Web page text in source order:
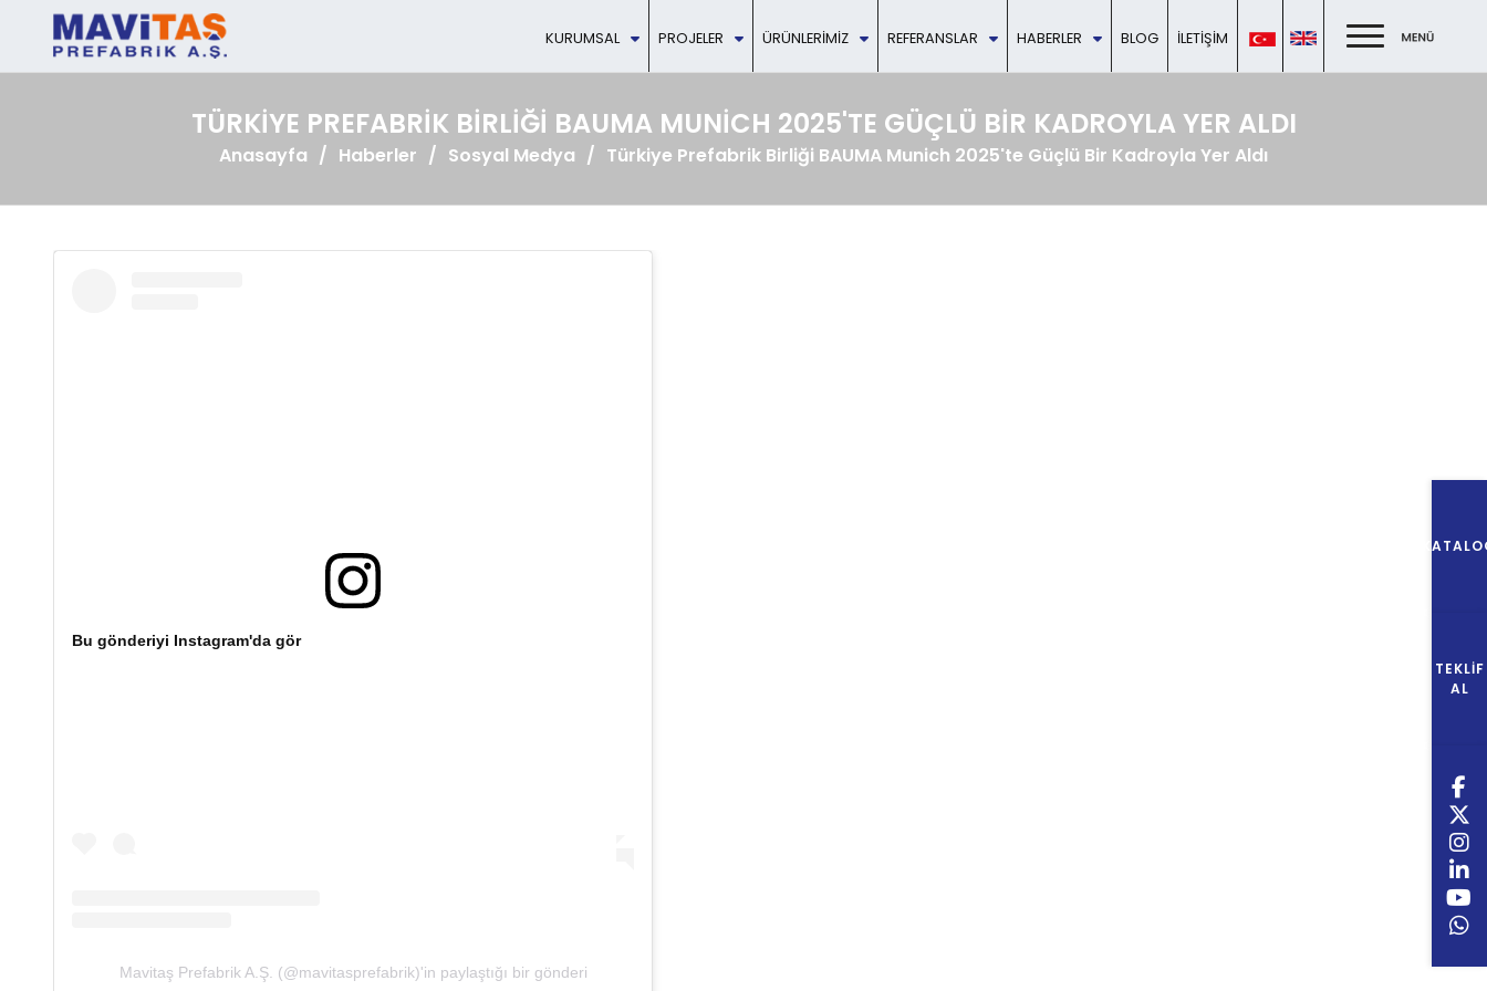
KURUMSAL PROJELER ÜRÜNLERIMIZ REFERANSLAR HABERLER BLOG İLETIŞIM
TÜRKIYE PREFABRIK BIRLIĞI BAUMA MUNICH 2025'TE GÜÇLÜ BIR KADROYLA YER ALDI
Anasayfa Haberler Sosyal Medya Türkiye Prefabrik Birliği BAUMA Munich 2025'te Güçlü Bir Kadroyla Yer Aldı
Bu gönderiyi Instagram'da gör
Mavitaş Prefabrik A.Ş. (@mavitasprefabrik)'in paylaştığı bir gönderi
TEKLIF
AL